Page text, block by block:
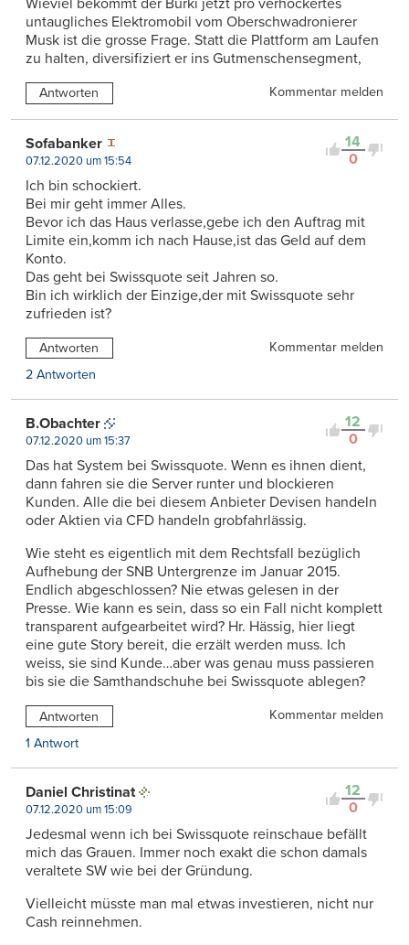
untaugliches Elektromobil vom Oberschwadronierer
Musk ist die grosse Frage. Statt die Plattform am Laufen
zu halten, diversifiziert er ins Gutmenschensegment,
Antworten Kommentar melden
14
0
Sofabanker
07.12.2020 um 15:54
Ich bin schockiert.
Bei mir geht immer Alles.
Bevor ich das Haus verlasse,gebe ich den Auftrag mit
Limite ein,komm ich nach Hause,ist das Geld auf dem
Konto.
Das geht bei Swissquote seit Jahren so.
Bin ich wirklich der Einzige,der mit Swissquote sehr
zufrieden ist?
Antworten
Kommentar melden
2 Antworten
12
0
B.Obachter
07.12.2020 um 15:37
Das hat System bei Swissquote. Wenn es ihnen dient,
dann fahren sie die Server runter und blockieren
Kunden. Alle die bei diesem Anbieter Devisen handeln
oder Aktien via CFD handeln grobfahrlässig.
Wie steht es eigentlich mit dem Rechtsfall bezüglich
Aufhebung der SNB Untergrenze im Januar 2015.
Endlich abgeschlossen? Nie etwas gelesen in der
Presse. Wie kann es sein, dass so ein Fall nicht komplett
transparent aufgearbeitet wird? Hr. Hässig, hier liegt
eine gute Story bereit, die erzält werden muss. Ich
weiss, sie sind Kunde…aber was genau muss passieren
bis sie die Samthandschuhe bei Swissquote ablegen?
Antworten
Kommentar melden
1 Antwort
12
0
Daniel Christinat
07.12.2020 um 15:09
Jedesmal wenn ich bei Swissquote reinschaue befällt
mich das Grauen. Immer noch exakt die schon damals
veraltete SW wie bei der Gründung.
Vielleicht müsste man mal etwas investieren, nicht nur
Cash reinnehmen.